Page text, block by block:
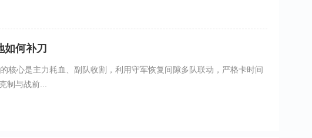
如何补刀
核心是主力耗血、副队收割，利用守军恢复间隙多队联动，严格卡时间
制与战前...